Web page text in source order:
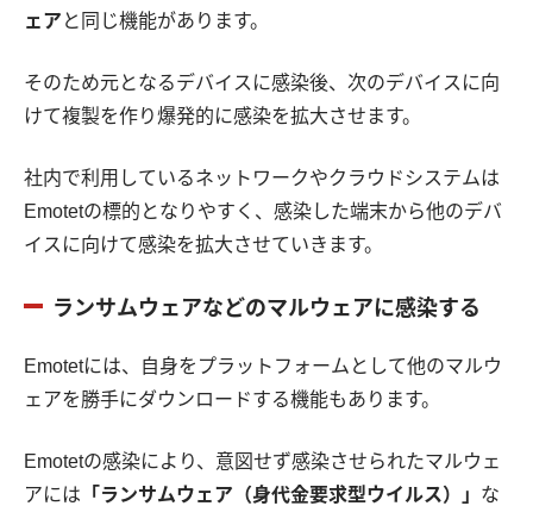
ェア と同じ機能があります。
そのため元となるデバイスに感染後、次のデバイスに向
けて複製を作り爆発的に感染を拡大させます。
社内で利用しているネットワークやクラウドシステムは
Emotetの標的となりやすく、感染した端末から他のデバ
イスに向けて感染を拡大させていきます。
ランサムウェアなどのマルウェアに感染する
Emotetには、自身をプラットフォームとして他のマルウ
ェアを勝手にダウンロードする機能もあります。
Emotetの感染により、意図せず感染させられたマルウェ
アには 「ランサムウェア（身代金要求型ウイルス）」 な